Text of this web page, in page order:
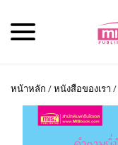
หน้าหลัก /หนังสือของเรา /